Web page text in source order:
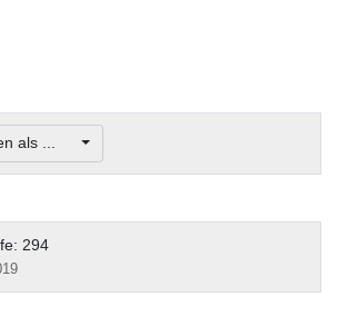
als ...
294